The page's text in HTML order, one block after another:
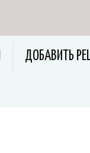
ДОБАВИТЬ